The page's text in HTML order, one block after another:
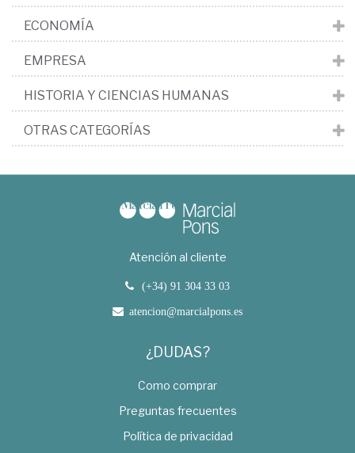
ECONOMÍA
EMPRESA
HISTORIA Y CIENCIAS HUMANAS
OTRAS CATEGORÍAS
Atención al cliente
(+34) 91 304 33 03
atencion@marcialpons.es
¿DUDAS?
Como comprar
Preguntas frecuentes
Política de privacidad